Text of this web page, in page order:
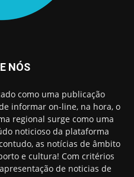
NÓS
como uma publicação
informar on-line, na hora, o
regional surge como uma
noticioso da plataforma
as notícias de âmbito
e cultura! Com critérios
de noticias de